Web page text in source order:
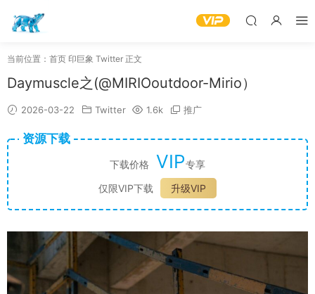
当前位置： 首页 印巨象 Twitter 正文
Daymuscle之(@MIRIOoutdoor-Mirio）
2026-03-22 Twitter 1.6k 推广
资源下载
下载价格 VIP专享
仅限VIP下载
升级VIP